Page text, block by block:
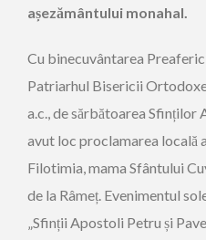
așezământului monahal.
Cu binecuvântarea
Patriarhul Bisericii
a.c., de sărbătoarea Sfinților
avut loc proclamarea locală
Filotimia, mama Sfântului
de la Râmeț. Evenimentul
„Sfinții Apostoli Petru și